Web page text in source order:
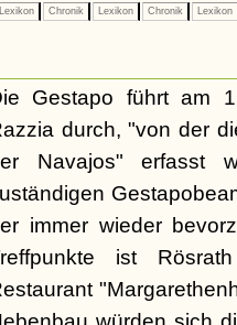
Lexikon Chronik Lexikon Chronik Lexikon
Gestapo führt am
durch, "von der
Navajos" erfasst
immer wieder
ist